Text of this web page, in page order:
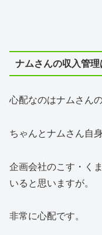
ナムさんの収入管理
心配なのはナムさん
ちゃんとナムさん自
企画会社のこす・く
いると思いますが。
非常に心配です。